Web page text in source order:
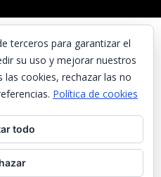
S.L.
nosotros
frecuentes
Legal
terceros para garantizar el
su uso y mejorar nuestros
las cookies, rechazar las no
Política de cookies
todo